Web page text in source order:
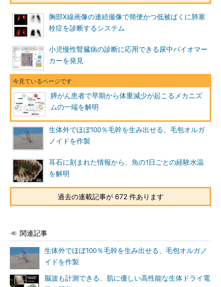
胸部X線画像の連続撮像で簡便かつ低被ばくに肺塞
栓症を診断するシステム
小児慢性腎臓病の診断に応用できる尿中バイオマー
カーを発見
膵がん患者で早期から体重減少が起こるメカニズ
ムの一端を解明
生体外でほぼ100％毛幹を生み出せる、毛包オルガ
ノイドを作製
耳石に刻まれた情報から、魚の1日ごとの経験水温
を解明
過去の連載記事が 672 件あります
関連記事
生体外でほぼ100％毛幹を生み出せる、毛包オルガノ
イドを作製
脳波も計測できる、肌に優しい高性能な生体ドライ電